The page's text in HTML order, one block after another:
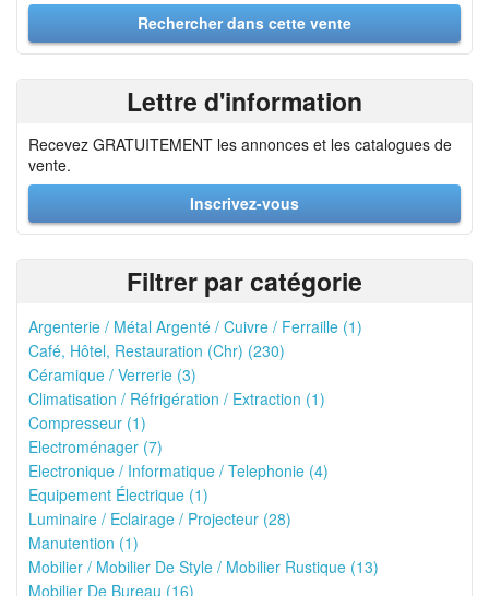
Lettre d'information
Recevez GRATUITEMENT les annonces et les catalogues de
vente.
Inscrivez-vous
Filtrer par catégorie
Argenterie / Métal Argenté / Cuivre / Ferraille (1)
Café, Hôtel, Restauration (Chr) (230)
Céramique / Verrerie (3)
Climatisation / Réfrigération / Extraction (1)
Compresseur (1)
Electroménager (7)
Electronique / Informatique / Telephonie (4)
Equipement Électrique (1)
Luminaire / Eclairage / Projecteur (28)
Manutention (1)
Mobilier / Mobilier De Style / Mobilier Rustique (13)
Mobilier De Bureau (16)